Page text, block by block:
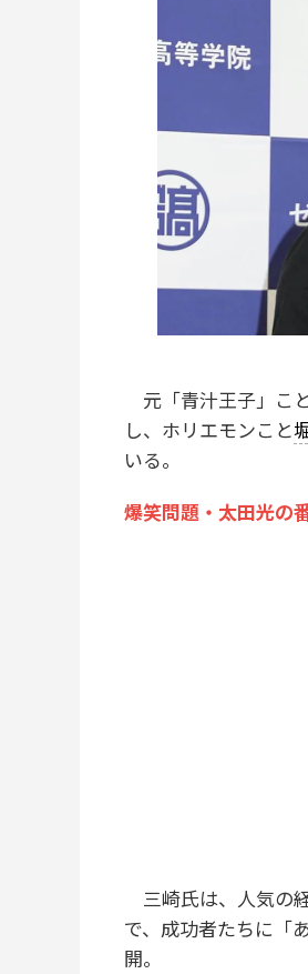
元「青汁王子」こ
し、ホリエモンこと
いる。
爆笑問題・太田光の
三崎氏は、人気の
で、成功者たちに「
開。